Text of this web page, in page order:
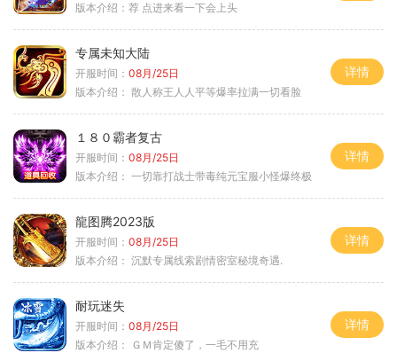
版本介绍： 荐 点进来看一下会上头
专属未知大陆
开服时间： 08月/25日
版本介绍： 散人称王人人平等爆率拉满一切看脸
详情
１８０霸者复古
开服时间： 08月/25日
版本介绍： 一切靠打战士带毒纯元宝服小怪爆终极
详情
龍图腾2023版
开服时间： 08月/25日
版本介绍： 沉默专属线索剧情密室秘境奇遇.
详情
耐玩迷失
开服时间： 08月/25日
版本介绍：
ＧＭ肯定傻了，一毛不用充
详情